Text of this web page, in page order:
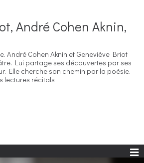
André Cohen Aknin,
André Cohen Aknin et Geneviève Briot
Lui partage ses découvertes par ses
Elle cherche son chemin par la poésie.
lectures récitals